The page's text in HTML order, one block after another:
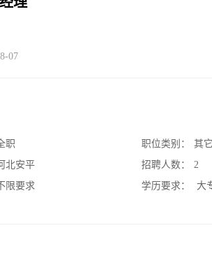
07
职
北安平
限要求
职位类别：
其
招聘人数：
2
学历要求：
大